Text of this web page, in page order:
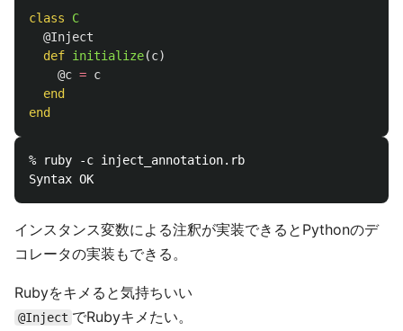
class
C
@Inject
def initialize(c)
@c = c
end
end
% ruby -c inject_annotation.rb
インスタンス変数による注釈が実装できるとPythonのデ
コレータの実装もできる。
Rubyをキメると気持ちいい
@Inject でRubyキメたい。